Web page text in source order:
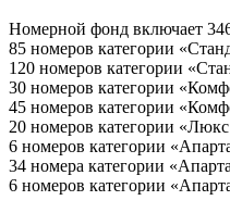
Номерной фонд включает
85 номеров категории
120 номеров категории
30 номеров категории
45 номеров категории
20 номеров категории
6 номеров категории
34 номера категории
6 номеров категории